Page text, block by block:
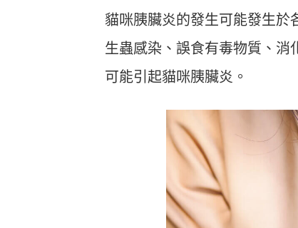
貓咪胰臟炎的發生可能發生於
生蟲感染、誤食有毒物質、消
可能引起貓咪胰臟炎。